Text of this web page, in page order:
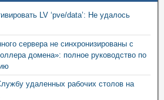
LV ‘pve/data’: Не удалось
сервера не синхронизированы с
домена»: полное руководство по
удаленных рабочих столов на